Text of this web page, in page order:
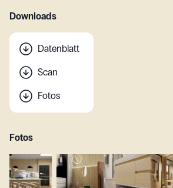
Downloads
Datenblatt
Scan
Fotos
Fotos